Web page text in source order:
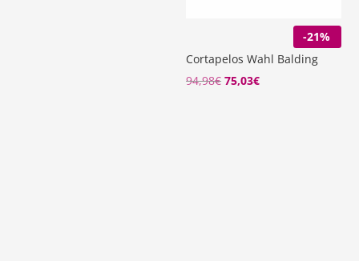
-21%
Cortapelos Wahl Balding
94,98€ 75,03€